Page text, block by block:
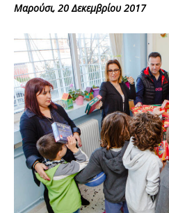
Μαρούσι, 20 Δεκεμβρίου 2017